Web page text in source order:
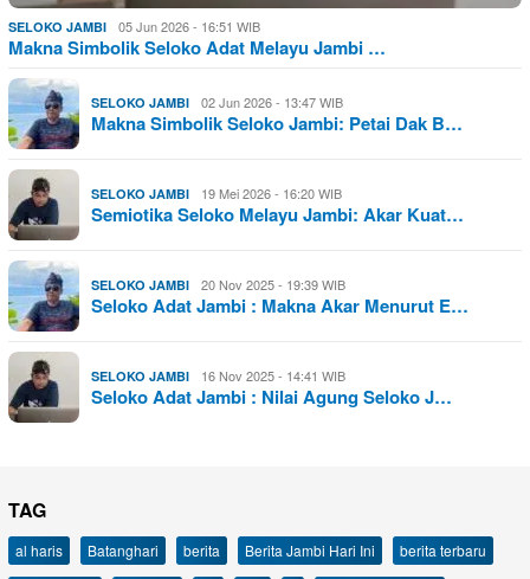
SELOKO JAMBI 05 Jun 2026 - 16:51 WIB
Makna Simbolik Seloko Adat Melayu Jambi …
SELOKO JAMBI 02 Jun 2026 - 13:47 WIB
Makna Simbolik Seloko Jambi: Petai Dak B…
SELOKO JAMBI 19 Mei 2026 - 16:20 WIB
Semiotika Seloko Melayu Jambi: Akar Kuat…
SELOKO JAMBI 20 Nov 2025 - 19:39 WIB
Seloko Adat Jambi : Makna Akar Menurut E…
SELOKO JAMBI 16 Nov 2025 - 14:41 WIB
Seloko Adat Jambi : Nilai Agung Seloko J…
TAG
al haris Batanghari berita Berita Jambi Hari Ini
berita terbaru